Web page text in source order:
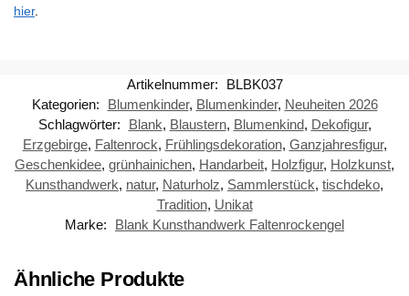
hier.
Artikelnummer:
BLBK037
Kategorien:
Blumenkinder, Blumenkinder, Neuheiten 2026
Schlagwörter:
Blank, Blaustern, Blumenkind, Dekofigur,
Erzgebirge, Faltenrock, Frühlingsdekoration, Ganzjahresfigur,
Geschenkidee, grünhainichen, Handarbeit, Holzfigur, Holzkunst,
Kunsthandwerk, natur, Naturholz, Sammlerstück, tischdeko,
Tradition, Unikat
Marke:
Blank Kunsthandwerk Faltenrockengel
Ähnliche Produkte